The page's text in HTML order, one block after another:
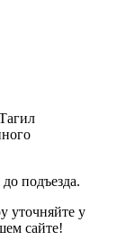
подъезда.
уточняйте у
сайте!